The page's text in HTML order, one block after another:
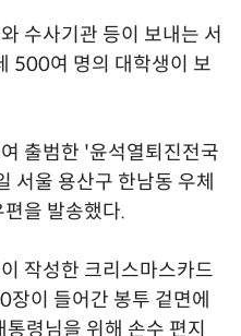
수사기관 등이 보내는 서
500여 명의 대학생이 보
출범한 '윤석열퇴진전국
서울 용산구 한남동 우체
을 발송했다.
작성한 크리스마스카드
이 들어간 봉투 겉면에
령님을 위해 손수 편지